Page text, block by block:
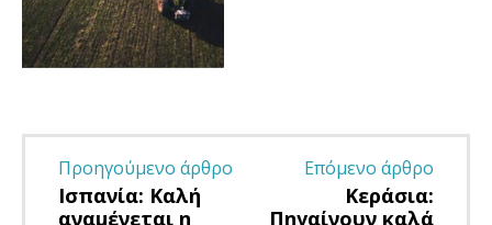
Προηγούμενο άρθρο
Ισπανία: Καλή
αναμένεται η
Επόμενο άρθρο
Κεράσια:
Πηγαίνουν καλά